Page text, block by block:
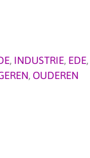
, INDUSTRIE, EDE,
, OUDEREN